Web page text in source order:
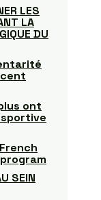
LES
LA
DU
ont
SEIN